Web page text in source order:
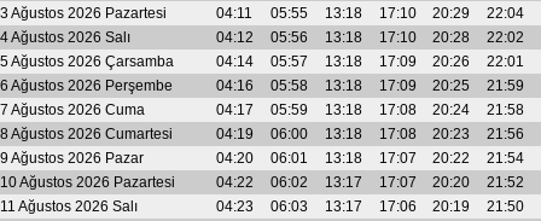
İletişim
3 Ağustos 2026 Pazartesi
04:11 05:55 13:18 17:10 20:29
22:04
4 Ağustos 2026 Salı
04:12 05:56 13:18 17:10 20:28
22:02
5 Ağustos 2026 Çarsamba
04:14 05:57 13:18 17:09 20:26
22:01
6 Ağustos 2026 Perşembe
04:16 05:58 13:18 17:09 20:25
21:59
7 Ağustos 2026 Cuma
04:17 05:59 13:18 17:08 20:24
21:58
8 Ağustos 2026 Cumartesi
04:19 06:00 13:18 17:08 20:23
21:56
9 Ağustos 2026 Pazar
04:20 06:01 13:18 17:07 20:22
21:54
10 Ağustos 2026 Pazartesi
04:22 06:02 13:17 17:07 20:20
21:52
11 Ağustos 2026 Salı
04:23 06:03 13:17 17:06 20:19
21:50